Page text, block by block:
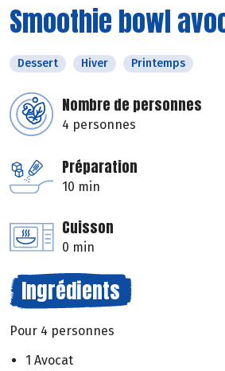
Smoothie bowl
Dessert Hiver Printemps
Nombre de personnes
4 personnes
Préparation
10 min
Cuisson
0 min
Ingrédients
Pour 4 personnes
1 Avocat